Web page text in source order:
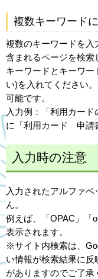
複数キーワード
複数のキーワードを入
含まれるページを検索
キーワードとキーワー
い)を入れてください
可能です。
入力例：「利用カー
に「利用カード 申請
入力時の注意
入力されたアルファ
ん。
例えば、「OPAC」「
表示されます。
※サイト内検索は、
い情報が検索結果に
がありますのでご了承